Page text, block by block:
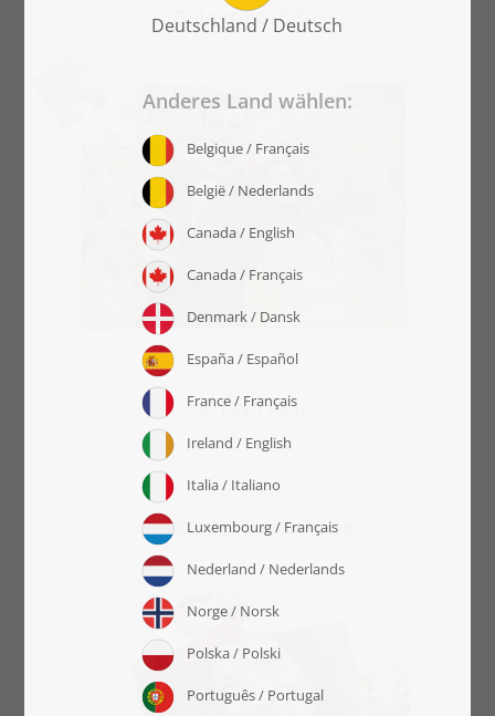
Gelegte Größe:
ca. 15 x 11 cm
Größe der Puzzleteile: